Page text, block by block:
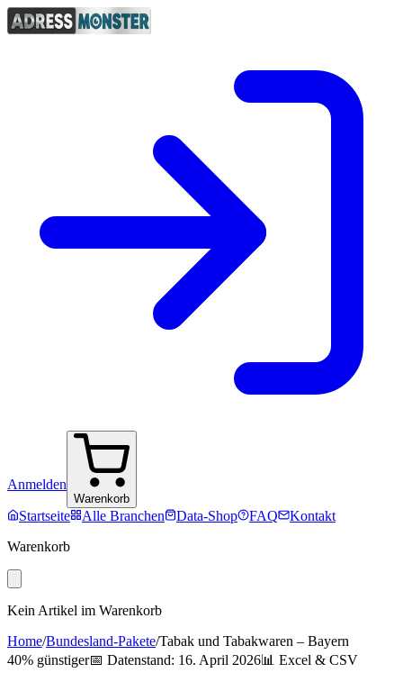
Anmelden
Warenkorb
Startseite Alle Branchen Data-Shop FAQ
Kontakt
Warenkorb
Kein Artikel im Warenkorb
Home/Bundesland-Pakete/Tabak und Tabakwaren – Bayern
40% günstiger📅 Datenstand: 16. April 2026📊 Excel & CSV